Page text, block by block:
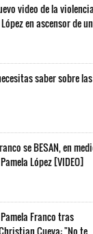
video de la
en ascensor de un
saber sobre las
se BESAN, en
López [VIDEO]
Franco tras
Cueva: "No te